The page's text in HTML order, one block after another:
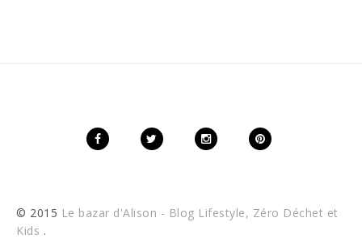
© 2015 Le bazar d'Alison - Blog Lifestyle, Zéro Déchet et
Kids .